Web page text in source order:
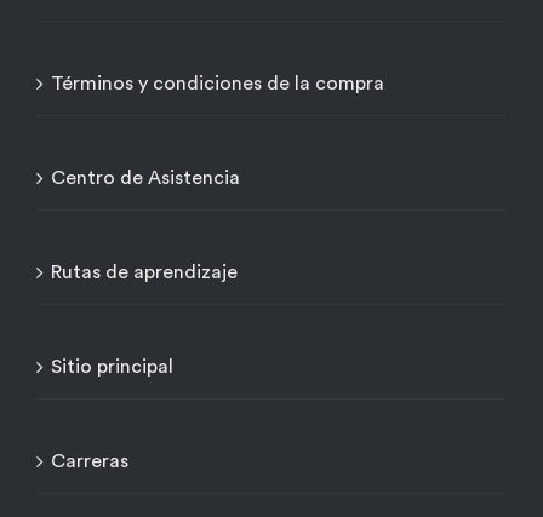
Términos y condiciones de la compra
Centro de Asistencia
Rutas de aprendizaje
Sitio principal
Carreras